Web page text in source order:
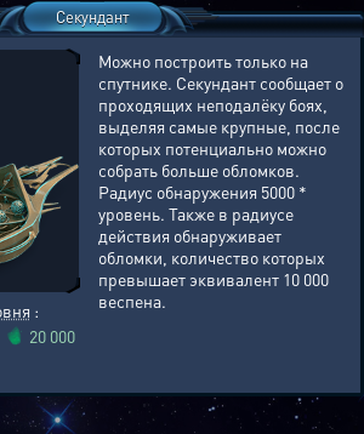
Секундант
:
20 000
Можно построить только на
спутнике. Секундант сообщает о
проходящих неподалёку боях,
выделяя самые крупные, после
которых потенциально можно
собрать больше обломков.
Радиус обнаружения 5000 *
уровень. Также в радиусе
действия обнаруживает
обломки, количество которых
превышает эквивалент 10 000
веспена.